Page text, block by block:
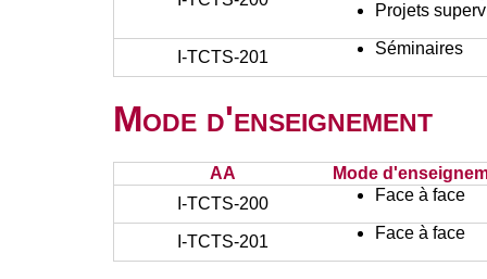
Projets
I-TCTS-201 Séminaires
Mode d'enseignement
AA
Mode
I-TCTS-200
Face à face
I-TCTS-201 Face à face